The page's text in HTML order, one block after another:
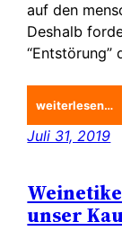
auf den
Deshalb
weiterlesen…
Juli 31, 2019
unser